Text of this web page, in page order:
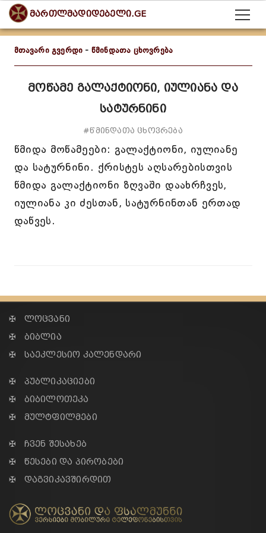
მართლმადიდებელი.GE
მთავარი გვერდი - წმინდათა ცხოვრება
მოწამე გალაქტიონი, იულიანა და
სატურნინი
#წმინდათა ცხოვრება
წმიდა მოწამეები: გალაქტიონი, იულიანე
და სატურნინი. ქრისტეს აღსარებისთვის
წმიდა გალაქტიონი ზღვაში დაახრჩვეს,
იულიანა კი ძესთან, სატურნინთან ერთად
დაწვეს.
✠ ლოცვანი
✠ ბიბლია
✠ საეკლესიო კალენდარი
✠ პუბლიკაციები
✠ ბიბილოთეკა
✠ მულტფილმები
✠ ჩვენ შესახებ
✠ წესები და პირობები
✠ დაგვიკავშირდით